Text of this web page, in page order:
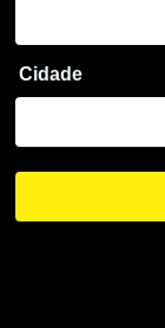
Cidade